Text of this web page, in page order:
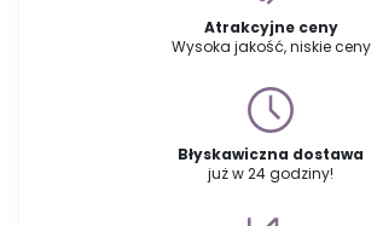
Atrakcyjne ceny
Wysoka jakość, niskie ceny
Błyskawiczna dostawa
już w 24 godziny!